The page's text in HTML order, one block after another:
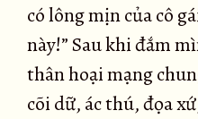
có lông mịn của cô
này!” Sau khi đắm
thân hoại mạng
cõi dữ, ác thú, đọa